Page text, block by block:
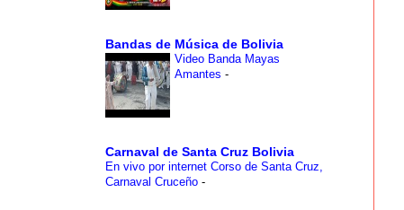
Bandas de Música de Bolivia
Video Banda Mayas
Amantes -
Carnaval de Santa Cruz Bolivia
En vivo por internet Corso de Santa Cruz,
Carnaval Cruceño -